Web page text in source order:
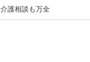
護相談も万全